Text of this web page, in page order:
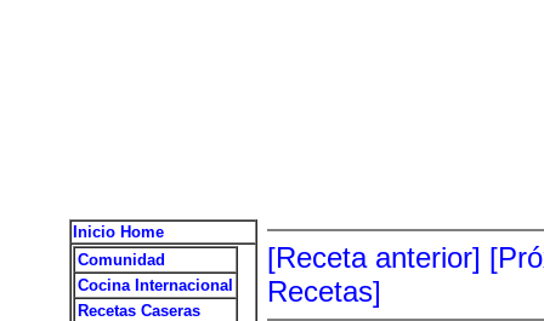
Inicio Home
Comunidad
Cocina Internacional
Recetas Caseras
[Receta anterior]
Recetas]